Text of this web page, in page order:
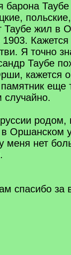
барона
Таубе жил в
Я точно
Таубе
кажется
памятник еще
случайно.
родом,
Оршанском
меня нет
спасибо за